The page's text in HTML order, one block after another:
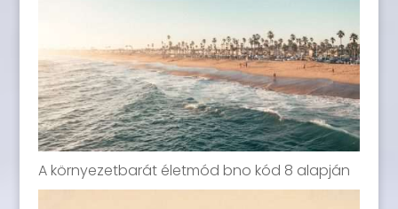
A környezetbarát életmód bno kód 8 alapján